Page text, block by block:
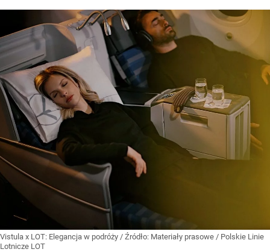
Vistula x LOT: Elegancja w podróży / Źródło: Materiały prasowe / Polskie Linie
Lotnicze LOT